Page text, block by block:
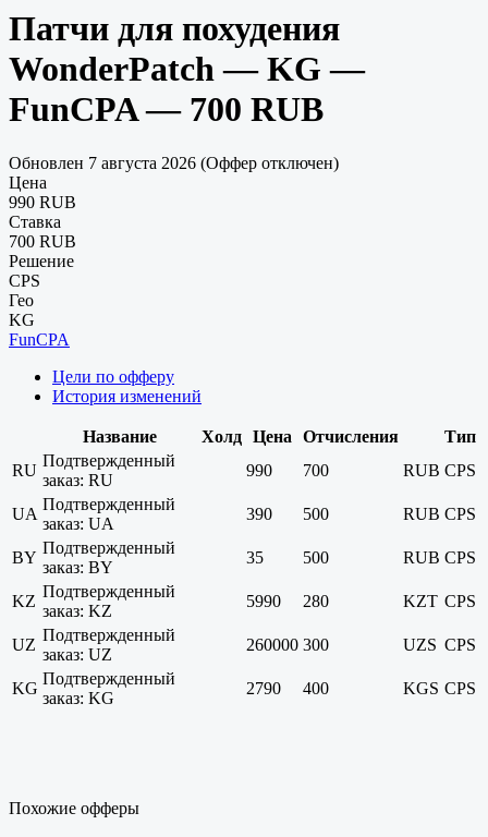
Патчи для похудения
WonderPatch — KG —
FunCPA — 700 RUB
Обновлен 7 августа 2026 (Оффер отключен)
Цена
990 RUB
Ставка
700 RUB
Решение
CPS
Гео
KG
FunCPA
Цели по офферу
История изменений
Название Холд Цена Отчисления
Тип
RU
Подтвержденный
заказ: RU
990 700 RUB CPS
UA
Подтвержденный
заказ: UA
390 500 RUB CPS
BY
Подтвержденный
заказ: BY
35 500 RUB CPS
KZ
Подтвержденный
заказ: KZ
5990 280 KZT CPS
UZ
Подтвержденный
заказ: UZ
260000 300 UZS CPS
KG
Подтвержденный
заказ: KG
2790 400 KGS CPS
Похожие офферы